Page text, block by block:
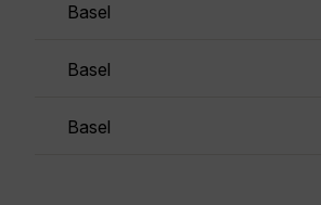
Basel
Basel
Basel